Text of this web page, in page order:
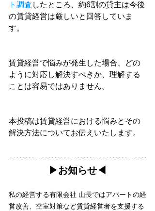
ト調査 したところ、約6割の貸主は今後
の賃貸経営は厳しいと回答していま
す。
賃貸経営で悩みが発生した場合、どの
ように対応し解決すべきか、理解する
ことは容易ではありません。
本投稿は賃貸経営における悩みとその
解決方法についてお伝えいたします。
▶︎お知らせ◀︎
私の経営する有限会社 山長ではアパートの経
営改善、空室対策など賃貸経営者を支援する